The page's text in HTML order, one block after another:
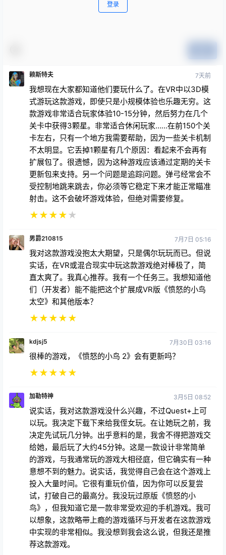
登录
赖斯特夫 7天前
我想现在大家都知道他们要玩什么了。在VR中以3D模
式游玩这款游戏，即使只是小规模体验也乐趣无穷。这
款游戏非常适合玩家体验10-15分钟，然后努力在几个
关卡中获得3颗星。非常适合休闲玩家……在前150个关
卡左右，只有一个地方我需要帮助，因为一些关卡机制
不太明显。它丢掉1颗星有几个原因：看起来不会再有
扩展包了。很遗憾，因为这种游戏应该通过定期的关卡
更新包来支持。另一个问题是追踪问题。弹弓经常会不
受控制地跳来跳去，你必须等它稳定下来才能正常瞄准
射击。这不会破坏游戏体验，但绝对需要修复。
★★★★★
男爵210815 7月7日 05:16
我对这款游戏没抱太大期望，只是偶尔玩玩而已。但说
实话，在VR或混合现实中玩这款游戏绝对棒极了，简
直太爽了。我真心推荐。我有一个任务三。我想知道他
们（开发者）能不能把这个扩展成VR版《愤怒的小鸟
太空》和其他版本？
★★★★★
kdjsj5 7月30日 03:16
很棒的游戏，《愤怒的小鸟 2》会有更新吗？
★★★★★
加勒特神 3月5日 08:52
说实话，我对这款游戏没什么兴趣，不过Quest+上可
以玩。我决定下载下来给我侄女玩。在让她玩之前，我
决定先试玩几分钟。出乎意料的是，我舍不得把游戏交
给她，最后玩了大约45分钟。这是一款设计非常简单
的游戏，与我通常玩的游戏大相径庭，但它确实有一种
意想不到的魅力。说实话，我觉得自己会在这个游戏上
投入大量时间。它很有重玩价值，因为你可以反复尝
试，打破自己的最高分。我没玩过原版《愤怒的小
鸟》，但我知道它是一款非常受欢迎的手机游戏。我可
以想象，这款略带上瘾的游戏循环与开发者在这款游戏
中实现的非常相似。我没想到我会这么说，但我还是推
荐这款游戏。